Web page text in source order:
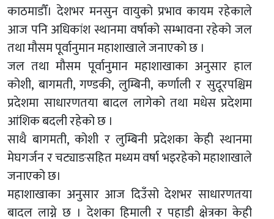
काठमाडौँ। देशभर मनसुन वायुको प्रभाव कायम रहेकाले
आज पनि अधिकांश स्थानमा वर्षाको सम्भावना रहेको जल
तथा मौसम पूर्वानुमान महाशाखाले जनाएको छ ।
जल तथा मौसम पूर्वानुमान महाशाखाका अनुसार हाल
कोशी, बागमती, गण्डकी, लुम्बिनी, कर्णाली र सुदूरपश्चिम
प्रदेशमा साधारणतया बादल लागेको तथा मधेस प्रदेशमा
आंशिक बदली रहेको छ ।
साथै बागमती, कोशी र लुम्बिनी प्रदेशका केही स्थानमा
मेघगर्जन र चट्याङसहित मध्यम वर्षा भइरहेको महाशाखाले
जनाएको छ।
महाशाखाका अनुसार आज दिउँसो देशभर साधारणतया
बादल लाग्ने छ । देशका हिमाली र पहाडी क्षेत्रका केही